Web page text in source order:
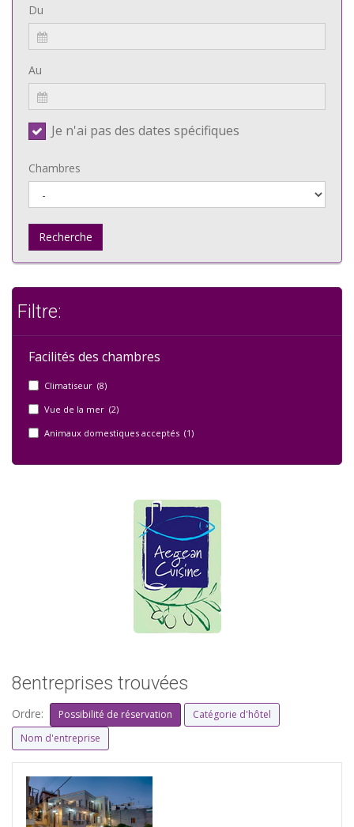
Du
Au
Je n'ai pas des dates spécifiques
Chambres
Recherche
Filtre:
Facilités des chambres
Climatiseur (8)
Vue de la mer (2)
Animaux domestiques acceptés (1)
8entreprises trouvées
Ordre: Possibilité de réservation
Catégorie d'hôtel
Nom d'entreprise